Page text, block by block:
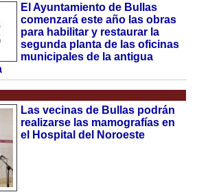
El Ayuntamiento de Bullas
comenzará este año las obras
para habilitar y restaurar la
segunda planta de las oficinas
municipales de la antigua
Las vecinas de Bullas podrán
realizarse las mamografías en
el Hospital del Noroeste